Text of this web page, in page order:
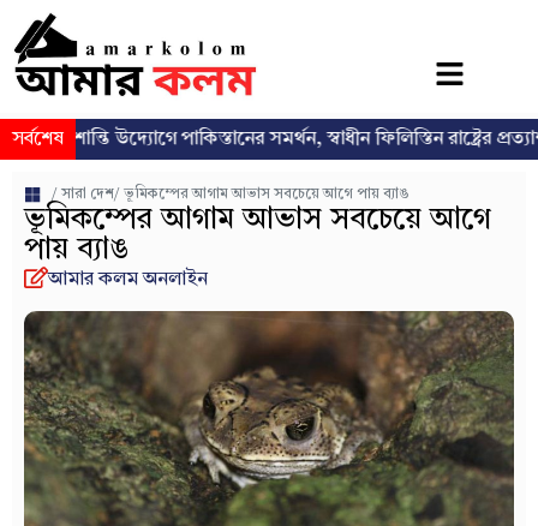
সর্বশেষউদ্যোগে পাকিস্তানের সমর্থন, স্বাধীন ফিলিস্তিন রাষ্ট্রের প্রত্যাশা
/ সারা দেশ/ ভূমিকম্পের আগাম আভাস সবচেয়ে আগে পায় ব্যাঙ
ভূমিকম্পের আগাম আভাস সবচেয়ে আগে
পায় ব্যাঙ
আমার কলম অনলাইন